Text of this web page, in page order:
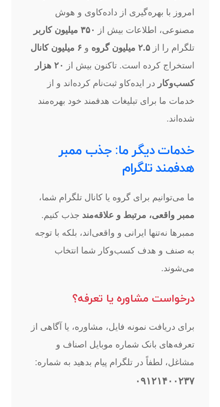
امروز با بهره‌گیری از داده‌کاوی و هوش
مصنوعی، اطلاعات بیش از
۳۵۰ میلیون کاربر
تلگرام را از۲.۵ میلیون گروه و ۶ میلیون کانال
استخراج کرده است. تاکنون بیش از
۲۰ هزار
کسب‌وکار در ایده‌کاو ثبت‌نام کرده‌اند و از
خدمات ما برای تبلیغات هدفمند خود بهره‌مند
شده‌اند.
خدمات دیگر ما: جذب ممبر
هدفمند تلگرام
ما می‌توانیم برای گروه یا کانال تلگرام شما،
ممبر واقعی، مرتبط و علاقه‌مند جذب کنیم.
ممبرها نه‌تنها ایرانی و واقعی‌اند، بلکه با توجه
به صنف و هدف کسب‌وکار شما انتخاب
می‌شوند.
درخواست مشاوره یا تعرفه؟
برای دریافت نمونه فایل، مشاوره، یا آگاهی از
تعرفه‌های بانک شماره موبایل اصناف و
مشاغل، لطفاً در تلگرام پیام بدهید به شماره:
۰۹۱۲۱۴۰۰۲۳۷